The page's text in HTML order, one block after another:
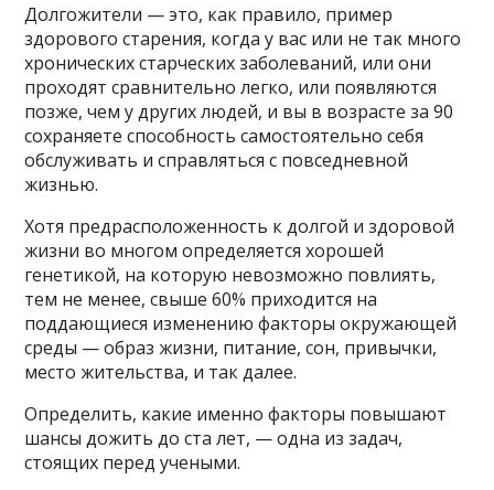
Долгожители — это, как правило, пример
здорового старения, когда у вас или не так много
хронических старческих заболеваний, или они
проходят сравнительно легко, или появляются
позже, чем у других людей, и вы в возрасте за 90
сохраняете способность самостоятельно себя
обслуживать и справляться с повседневной
жизнью.
Хотя предрасположенность к долгой и здоровой
жизни во многом определяется хорошей
генетикой, на которую невозможно повлиять,
тем не менее, свыше 60% приходится на
поддающиеся изменению факторы окружающей
среды — образ жизни, питание, сон, привычки,
место жительства, и так далее.
Определить, какие именно факторы повышают
шансы дожить до ста лет, — одна из задач,
стоящих перед учеными.